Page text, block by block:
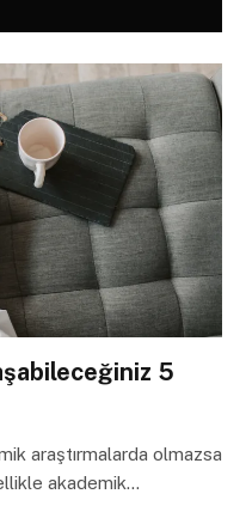
5
araştırmalarda olmazsa
akademik…